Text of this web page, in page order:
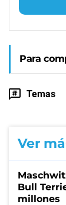
Para
Temas
Ver
Bull
millones